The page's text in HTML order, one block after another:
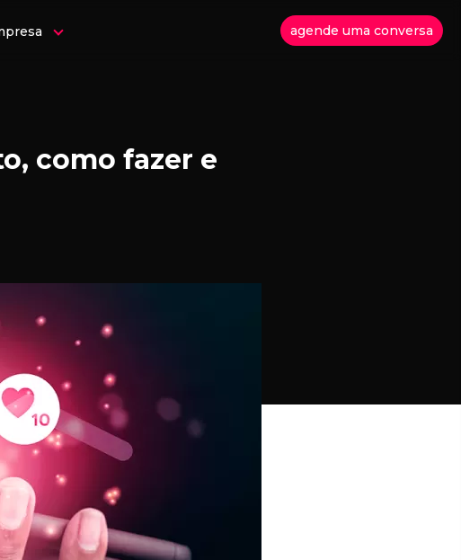
agende uma conversa
como fazer e